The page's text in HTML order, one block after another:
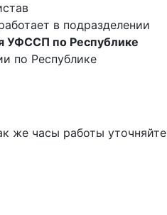
в подразделении
УФССП по Республике
по Республике
же часы работы уточняйте